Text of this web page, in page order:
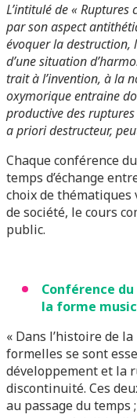
L’intitulé de «
par son aspect
évoquer la destruction,
d’une situation
trait à l’invention, à la
oxymorique entraine
productive des
a priori destructeur,
Chaque conférence
temps d’échange
choix de thématiques
de société, le cours
public.
Conférence
la forme
« Dans l’histoire de
formelles se sont
développement et la
discontinuité. Ces
au passage du temps